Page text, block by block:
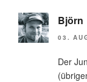
Björn
03.
Der